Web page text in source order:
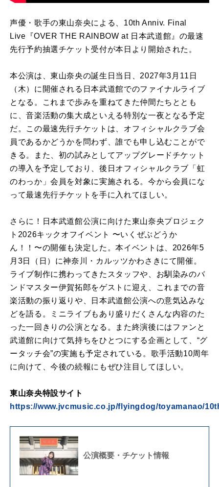
声優・歌手の東山奈央による、10th Anniv. Final
Live『OVER THE RAINBOW at 日本武道館』の最速
先行予約抽選チケット受付が本日より開始された。
本公演は、東山奈央の誕生日当日、2027年3月11日
（木）に開催される日本武道館でのファイナルライブ
となる。これまで歩みを重ねてきた仲間たちととも
に、音楽活動の集大成といえる特別な一夜となる予定
だ。この最速先行チケットは、オフィシャルクラブ会
員であるかどうかを問わず、誰でも申し込むことがで
きる。また、初の試みとしてアップグレードチケット
の導入を予定しており、後日オフィシャルクラブ「虹
のわっか」会員を対象に実施される。今から会員にな
って最速先行チケットを手に入れてほしい。
さらに！日本武道館公演に向けた東山奈央プロジェク
ト2026キックオフイベント 〜いくぜぶどうか
ん！！〜の開催も決定した。本イベントは、2026年5
月3日（日）に神奈川・カルッツかわさきにて開催。
ライブ制作に携わってきたスタッフや、お馴染みのバ
ンドマスター伊賀拓郎をゲストに迎え、これまでの音
楽活動の振り返りや、日本武道館公演への意気込みな
どを語る。ミニライブもあり盛りだくさんな内容のた
った一回きりの公演となる。また終演後にはファンと
武道館に向けて気持ちをひとつにする企画として、“グ
ータッチ会”の実施も予定されている。歌手活動10周年
に向けて、今後の続報にもぜひ注目してほしい。
東山奈央特設サイト
https://www.jvcmusic.co.jp/flyingdog/toyamanao/
公演概要・チケット情報